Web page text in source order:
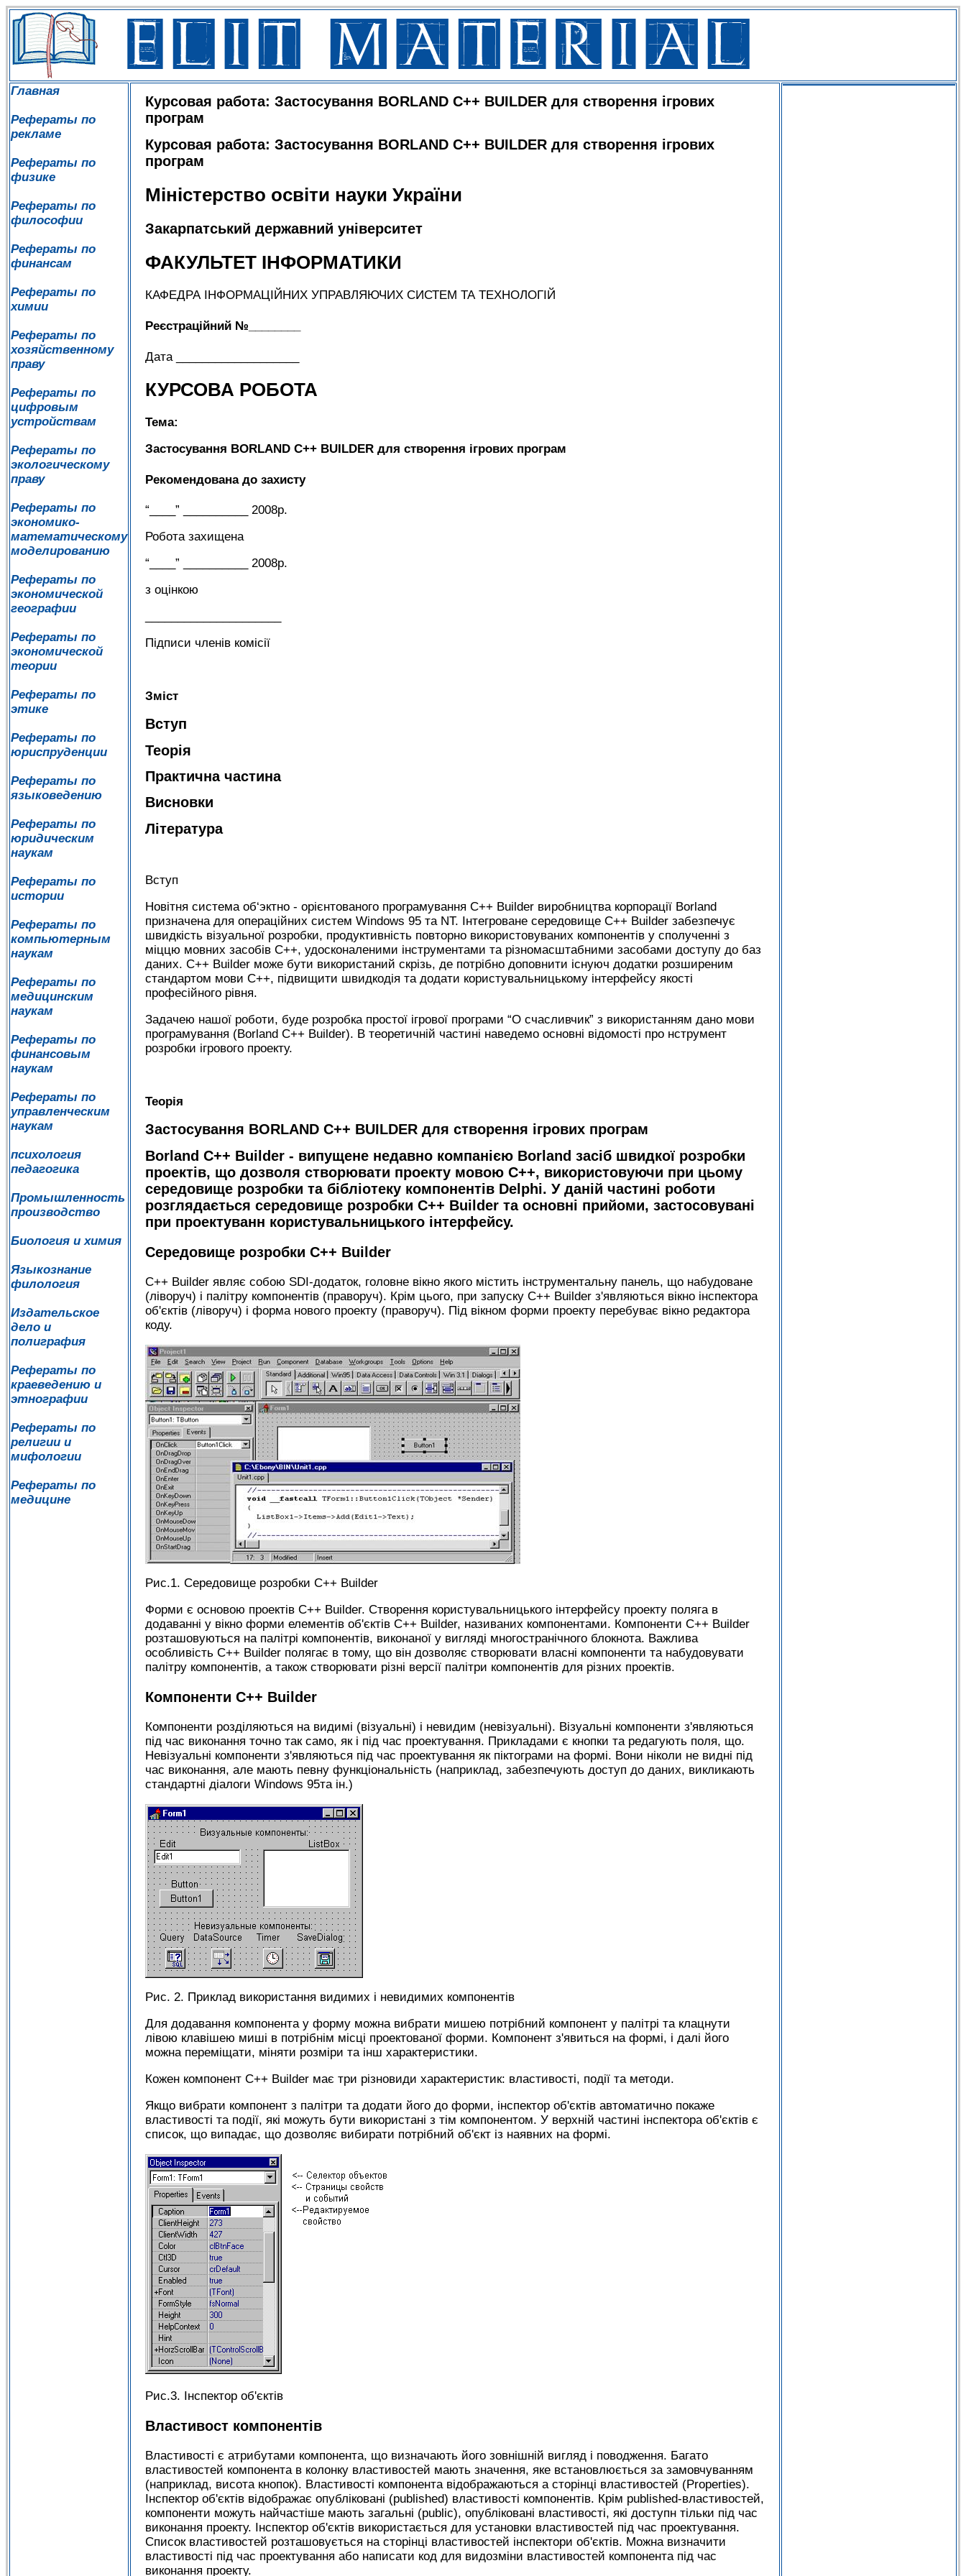
Главная
Рефераты по
рекламе
Рефераты по
физике
Рефераты по
философии
Рефераты по
финансам
Рефераты по
химии
Рефераты по
хозяйственному
праву
Рефераты по
цифровым
устройствам
Рефераты по
экологическому
праву
Рефераты по
экономико-
математическому
моделированию
Рефераты по
экономической
географии
Рефераты по
экономической
теории
Рефераты по
этике
Рефераты по
юриспруденции
Рефераты по
языковедению
Рефераты по
юридическим
наукам
Рефераты по
истории
Рефераты по
компьютерным
наукам
Рефераты по
медицинским
наукам
Рефераты по
финансовым
наукам
Рефераты по
управленческим
наукам
психология
педагогика
Промышленность
производство
Биология и химия
Языкознание
филология
Издательское
дело и
полиграфия
Рефераты по
краеведению и
этнографии
Рефераты по
религии и
мифологии
Рефераты по
медицине
Курсовая работа: Застосування BORLAND C++ BUILDER для створення ігрових
програм
Курсовая работа: Застосування BORLAND C++ BUILDER для створення ігрових
програм
Міністерство освіти науки України
Закарпатський державний університет
ФАКУЛЬТЕТ ІНФОРМАТИКИ
КАФЕДРА ІНФОРМАЦІЙНИХ УПРАВЛЯЮЧИХ СИСТЕМ ТА ТЕХНОЛОГІЙ
Реєстраційний №________
Дата ___________________
КУРСОВА РОБОТА
Тема:
Застосування BORLAND C++ BUILDER для створення ігрових програм
Рекомендована до захисту
“____” __________ 2008р.
Робота захищена
“____” __________ 2008р.
з оцінкою
Підписи членів комісії
Зміст
Вступ
Теорія
Практична частина
Висновки
Література
Вступ
Новітня система об‘эктно - орієнтованого програмування C++ Builder виробництва корпорації Borland
призначена для операційних систем Windows 95 та NT. Інтегроване середовище C++ Builder забезпечує
швидкість візуальної розробки, продуктивність повторно використовуваних компонентів у сполученні з
міццю мовних засобів C++, удосконаленими інструментами та різномасштабними засобами доступу до баз
даних. C++ Builder може бути використаний скрізь, де потрібно доповнити існуюч додатки розширеним
стандартом мови C++, підвищити швидкодія та додати користувальницькому інтерфейсу якості
професійного рівня.
Задачею нашої роботи, буде розробка простої ігрової програми “О счасливчик” з використанням дано мови
програмування (Borland C++ Builder). В теоретичній частині наведемо основні відомості про нструмент
розробки ігрового проекту.
Теорія
Застосування BORLAND C++ BUILDER для створення ігрових програм
Borland C++ Builder - випущене недавно компанією Borland засіб швидкої розробки
проектів, що дозволя створювати проекту мовою C++, використовуючи при цьому
середовище розробки та бібліотеку компонентів Delphi. У даній частині роботи
розглядається середовище розробки C++ Builder та основні прийоми, застосовувані
при проектуванн користувальницького інтерфейсу.
Середовище розробки C++ Builder
C++ Builder являє собою SDI-додаток, головне вікно якого містить інструментальну панель, що набудоване
(ліворуч) і палітру компонентів (праворуч). Крім цього, при запуску C++ Builder з'являються вікно інспектора
об'єктів (ліворуч) і форма нового проекту (праворуч). Під вікном форми проекту перебуває вікно редактора
коду.
Рис.1. Середовище розробки C++ Builder
Форми є основою проектів C++ Builder. Створення користувальницького інтерфейсу проекту поляга в
додаванні у вікно форми елементів об'єктів C++ Builder, називаних компонентами. Компоненти C++ Builder
розташовуються на палітрі компонентів, виконаної у вигляді многостранічного блокнота. Важлива
особливість C++ Builder полягає в тому, що він дозволяє створювати власні компоненти та набудовувати
палітру компонентів, а також створювати різні версії палітри компонентів для різних проектів.
Компоненти C++ Builder
Компоненти розділяються на видимі (візуальні) і невидим (невізуальні). Візуальні компоненти з'являються
під час виконання точно так само, як і під час проектування. Прикладами є кнопки та редагують поля, що.
Невізуальні компоненти з'являються під час проектування як піктограми на формі. Вони ніколи не видні під
час виконання, але мають певну функціональність (наприклад, забезпечують доступ до даних, викликають
стандартні діалоги Windows 95та ін.)
Рис. 2. Приклад використання видимих і невидимих компонентів
Для додавання компонента у форму можна вибрати мишею потрібний компонент у палітрі та клацнути
лівою клавішею миші в потрібнім місці проектованої форми. Компонент з'явиться на формі, і далі його
можна переміщати, міняти розміри та інш характеристики.
Кожен компонент C++ Builder має три різновиди характеристик: властивості, події та методи.
Якщо вибрати компонент з палітри та додати його до форми, інспектор об'єктів автоматично покаже
властивості та події, які можуть бути використані з тім компонентом. У верхній частині інспектора об'єктів є
список, що випадає, що дозволяє вибирати потрібний об'єкт із наявних на формі.
Рис.3. Інспектор об'єктів
Властивост компонентів
Властивості є атрибутами компонента, що визначають його зовнішній вигляд і поводження. Багато
властивостей компонента в колонку властивостей мають значення, яке встановлюється за замовчуванням
(наприклад, висота кнопок). Властивості компонента відображаються а сторінці властивостей (Properties).
Інспектор об'єктів відображає опубліковані (published) властивості компонентів. Крім published-властивостей,
компоненти можуть найчастіше мають загальні (public), опубліковані властивості, які доступн тільки під час
виконання проекту. Інспектор об'єктів використається для установки властивостей під час проектування.
Список властивостей розташовується на сторінці властивостей інспектори об'єктів. Можна визначити
властивості під час проектування або написати код для видозміни властивостей компонента під час
виконання проекту.